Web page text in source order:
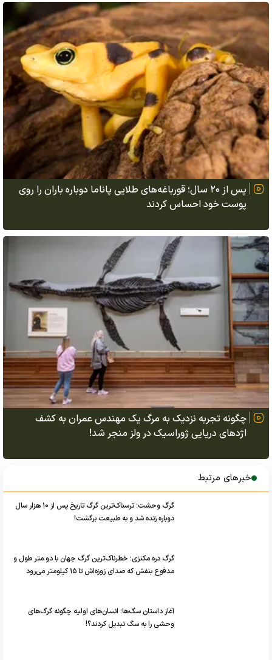
پس از ۲۰ سال؛ قورباغه‌های طلایی پاناما دوباره باران را روی
پوست خود احساس کردند
چگونه تجربه نزدیک به مرگ یک مهندس عمران به کشف
اژد‌های دریایی ژوراسیک در ولز منجر شد!
خبرهای مرتبط
گرگ وحشت؛ ترسناک‌ترین گرگ تاریخ پس از ۱۰ هزار سال
دوباره زنده شد و به طبیعت برگشت!
گرگ دره مکنزی؛ خطرناک‌ترین گرگ جهان با دو متر طول و
مدفوع بنفش که صدای زوزه‌اش تا ۱۵ کیلومتر می‌رود
آغاز داستان سگ‌ها؛ انسان‌های اولیه چگونه گرگ‌های
وحشی را به سگ تبدیل کردند؟!